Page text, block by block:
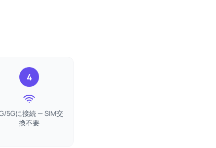
4
5Gに接続 — SIM交
換不要